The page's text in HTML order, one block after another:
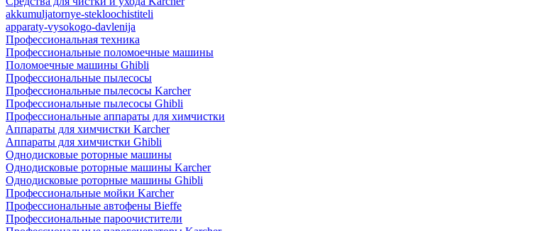
akkumuljatornye-stekloochistiteli
apparaty-vysokogo-davlenija
Профессиональная техника
Профессиональные поломоечные машины
Поломоечные машины Ghibli
Профессиональные пылесосы
Профессиональные пылесосы Karcher
Профессиональные пылесосы Ghibli
Профессиональные аппараты для химчистки
Аппараты для химчистки Karcher
Аппараты для химчистки Ghibli
Однодисковые роторные машины
Однодисковые роторные машины Karcher
Однодисковые роторные машины Ghibli
Профессиональные мойки Karcher
Профессиональные автофены Bieffe
Профессиональные пароочистители